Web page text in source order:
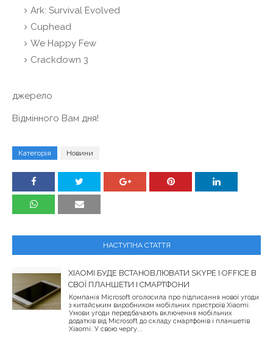
Ark: Survival Evolved
Cuphead
We Happy Few
Crackdown 3
джерело
Відмінного Вам дня!
Категорія Новини
НАСТУПНА СТАТТЯ
XIAOMI БУДЕ ВСТАНОВЛЮВАТИ SKYPE І OFFICE В
СВОЇ ПЛАНШЕТИ І СМАРТФОНИ
Компанія Microsoft оголосила про підписання нової угоди
з китайським виробником мобільних пристроїв Xiaomi.
Умови угоди передбачають включення мобільних
додатків від Microsoft до складу смартфонів і планшетів
Xiaomi. У свою чергу...